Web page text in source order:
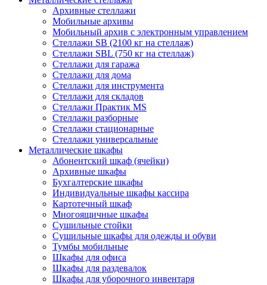
Архивные стеллажи
Мобильные архивы
Мобильный архив с электронным управлением
Стеллажи SB (2100 кг на стеллаж)
Стеллажи SBL (750 кг на стеллаж)
Стеллажи для гаража
Стеллажи для дома
Стеллажи для инструмента
Стеллажи для складов
Стеллажи Практик MS
Стеллажи разборные
Стеллажи стационарные
Стеллажи универсальные
Металлические шкафы
Абонентский шкаф (ячейки)
Архивные шкафы
Бухгалтерские шкафы
Индивидуальные шкафы кассира
Картотечный шкаф
Многоящичные шкафы
Сушильные стойки
Сушильные шкафы для одежды и обуви
Тумбы мобильные
Шкафы для офиса
Шкафы для раздевалок
Шкафы для уборочного инвентаря